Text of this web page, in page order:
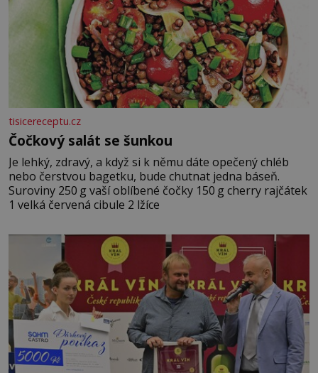
tisicereceptu.cz
Čočkový salát se šunkou
Je lehký, zdravý, a když si k němu dáte opečený chléb
nebo čerstvou bagetku, bude chutnat jedna báseň.
Suroviny 250 g vaší oblíbené čočky 150 g cherry rajčátek
1 velká červená cibule 2 lžíce